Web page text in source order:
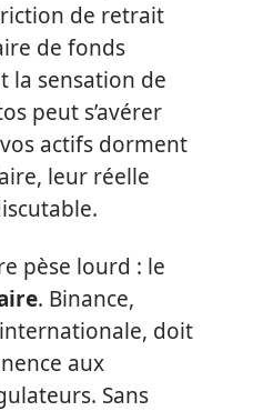
de retrait
de fonds
la sensation de
peut s’avérer
actifs dorment
leur réelle
pèse lourd : le
. Binance,
doit
aux
Sans